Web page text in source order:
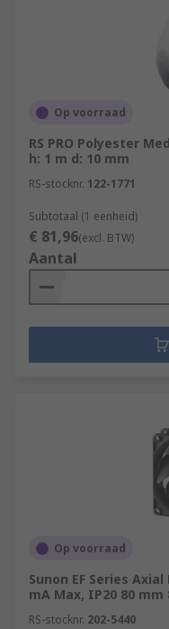
Op voorraad
RS PRO Polyester
h: 1 m d: 10 mm
RS-stocknr. 122-1771
Subtotaal (1 eenheid)
€ 81,96(excl. BTW)
Aantal
Op voorraad
Sunon EF Series
mA Max, IP20 80 mm
RS-stocknr. 202-5440